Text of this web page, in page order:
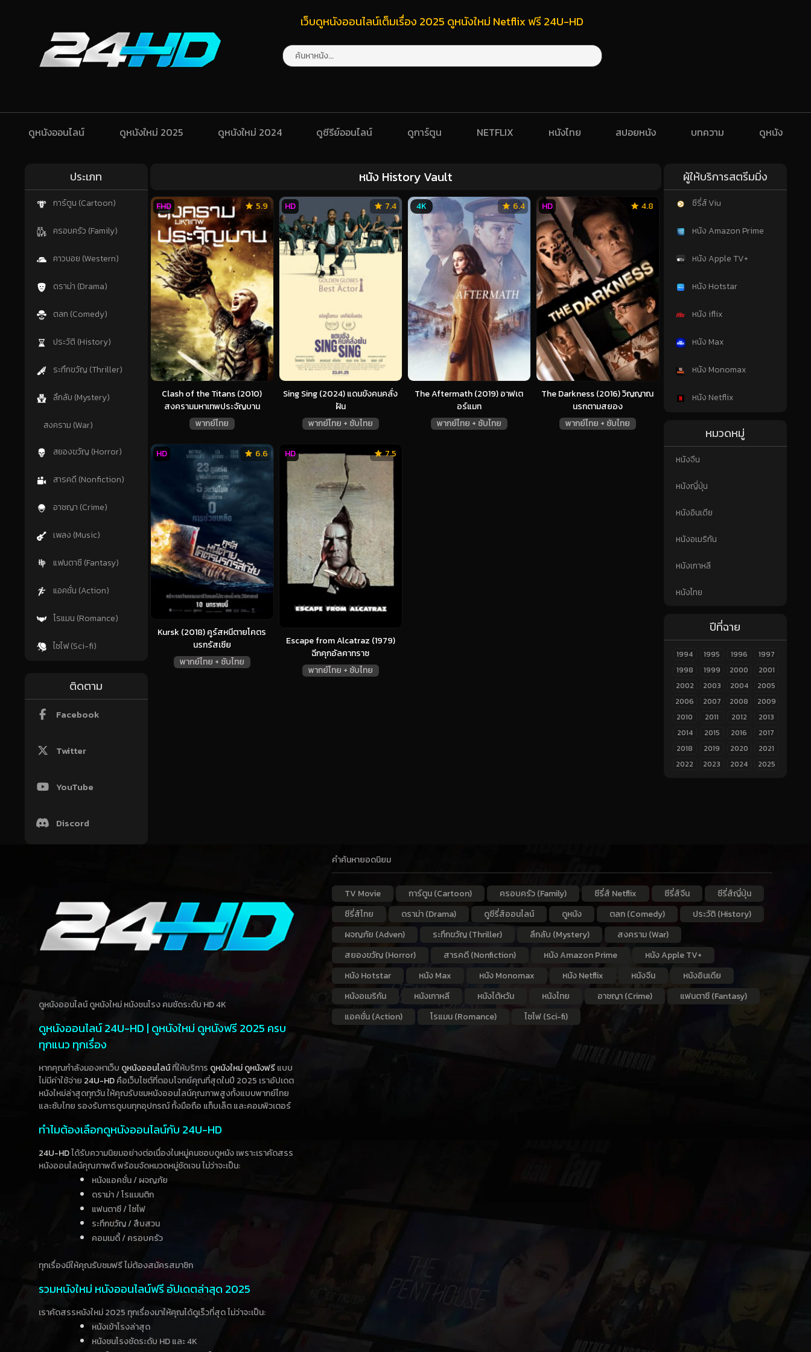
เว็บดูหนังออนไลน์เต็มเรื่อง 2025 ดูหนังใหม่ Netflix ฟรี 24U-HD
ดูหนังออนไลน์ ดูหนังใหม่ 2025 ดูหนังใหม่ 2024 ดูซีรีย์ออนไลน์ ดูการ์ตูน NETFLIX หนังไทย สปอยหนัง บทความ ดูหนัง
ประเภท
การ์ตูน (Cartoon)
ครอบครัว (Family)
คาวบอย (Western)
ดราม่า (Drama)
ตลก (Comedy)
ประวัติ (History)
ระทึกขวัญ (Thriller)
ลึกลับ (Mystery)
สงคราม (War)
สยองขวัญ (Horror)
สารคดี (Nonfiction)
อาชญา (Crime)
เพลง (Music)
แฟนตาซี (Fantasy)
แอคชั่น (Action)
โรแมน (Romance)
ไซไฟ (Sci-fi)
ติดตาม
Facebook
Twitter
YouTube
Discord
หนัง History Vault
Clash of the Titans (2010)
สงครามมหาเทพประจัญบาน
พากย์ไทย
5.9
FHD
Sing Sing (2024) แดนขังคนคลั่ง
ฝัน
พากย์ไทย + ซับไทย
7.4
HD
The Aftermath (2019) อาฟเต
อร์แมท
พากย์ไทย + ซับไทย
6.4
4K
The Darkness (2016) วิญญาณ
นรกตามสยอง
พากย์ไทย + ซับไทย
4.8
HD
Kursk (2018) คูร์สหนีตายโคตร
นรกรัสเซีย
พากย์ไทย + ซับไทย
6.6
HD
Escape from Alcatraz (1979)
ฉีกคุกอัลคาทราซ
พากย์ไทย + ซับไทย
7.5
HD
ผู้ให้บริการสตรีมมิ่ง
ซีรี่ส์ Viu
หนัง Amazon Prime
หนัง Apple TV+
หนัง Hotstar
หนัง iflix
หนัง Max
หนัง Monomax
หนัง Netflix
หมวดหมู่
หนังจีน
หนังญี่ปุ่น
หนังอินเดีย
หนังอเมริกัน
หนังเกาหลี
หนังไทย
ปีที่ฉาย
1994 1995 1996
1997
1998
1999 2000
2001
2002
2003 2004
2005
2006
2007 2008
2009
2010
2011 2012
2013
2014
2015 2016
2017
2018
2019 2020
2021
2022
2023 2024 2025
ดูหนังออนไลน์ ดูหนังใหม่ หนังชนโรง คมชัดระดับ HD 4K
ดูหนังออนไลน์ 24U-HD | ดูหนังใหม่ ดูหนังฟรี 2025 ครบ
ทุกแนว ทุกเรื่อง
หากคุณกำลังมองหาเว็บ ดูหนังออนไลน์ที่ให้บริการ ดูหนังใหม่ดูหนังฟรีแบบ
ไม่มีค่าใช้จ่าย 24U-HDคือเว็บไซต์ที่ตอบโจทย์คุณที่สุดในปี 2025 เราอัปเดต
หนังใหม่ล่าสุดทุกวัน ให้คุณรับชมหนังออนไลน์คุณภาพสูงทั้งแบบพากย์ไทย
และซับไทย รองรับการดูบนทุกอุปกรณ์ ทั้งมือถือ แท็บเล็ต และคอมพิวเตอร์
ทำไมต้องเลือกดูหนังออนไลน์กับ 24U-HD
24U-HDได้รับความนิยมอย่างต่อเนื่องในหมู่คนชอบดูหนัง เพราะเราคัดสรร
หนังออนไลน์คุณภาพดี พร้อมจัดหมวดหมู่ชัดเจน ไม่ว่าจะเป็น:
หนังแอคชั่น / ผจญภัย
ดราม่า / โรแมนติก
แฟนตาซี / ไซไฟ
ระทึกขวัญ / สืบสวน
คอมเมดี้ / ครอบครัว
ทุกเรื่องมีให้คุณรับชมฟรี ไม่ต้องสมัครสมาชิก
รวมหนังใหม่ หนังออนไลน์ฟรี อัปเดตล่าสุด 2025
เราคัดสรรหนังใหม่ 2025 ทุกเรื่องมาให้คุณได้ดูเร็วที่สุด ไม่ว่าจะเป็น:
หนังเข้าโรงล่าสุด
หนังชนโรงชัดระดับ HD และ 4K
คำค้นหายอดนิยม
TV Movie การ์ตูน (Cartoon) ครอบครัว (Family) ซีรี่ส์ Netflix ซีรี่ส์จีน
ซีรี่ส์ญี่ปุ่น
ซีรี่ส์ไทย
ดราม่า (Drama) ดูซีรี่ส์ออนไลน์ ดูหนัง ตลก (Comedy)
ประวัติ (History)
ผจญภัย (Adven)
ระทึกขวัญ (Thriller) ลึกลับ (Mystery)
สงคราม (War)
สยองขวัญ (Horror)
สารคดี (Nonfiction) หนัง Amazon Prime
หนัง Apple TV+
หนัง Hotstar
หนัง Max หนัง Monomax หนัง Netflix หนังจีน
หนังอินเดีย
หนังอเมริกัน
หนังเกาหลี หนังไต้หวัน หนังไทย อาชญา (Crime)
แฟนตาซี (Fantasy)
แอคชั่น (Action)
โรแมน (Romance) ไซไฟ (Sci-fi)